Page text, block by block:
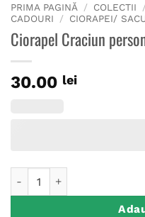
PRIMA PAGINĂ / COLECTII
CADOURI
/ CIORAPEI/
Ciorapel Craciun
30.00 lei